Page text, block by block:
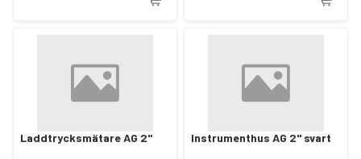
Laddtrycksmätare AG 2" Instrumenthus AG 2" svart